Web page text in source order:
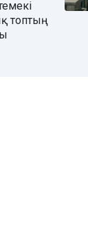
топтың